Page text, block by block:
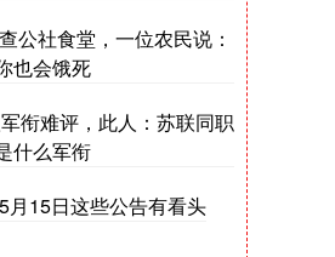
公社食堂，一位农民说：
也会饿死
衔难评，此人：苏联同职
什么军衔
月15日这些公告有看头